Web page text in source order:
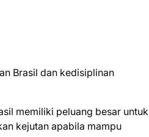
Brasil dan kedisiplinan
memiliki peluang besar untuk
kejutan apabila mampu